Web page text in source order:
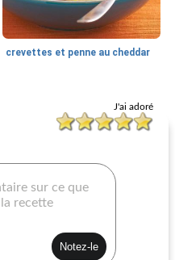
crevettes et penne au cheddar
Filets de porc à l'orange
J'ai adoré